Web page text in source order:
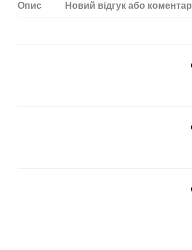
Опис Новий відгук або коментар